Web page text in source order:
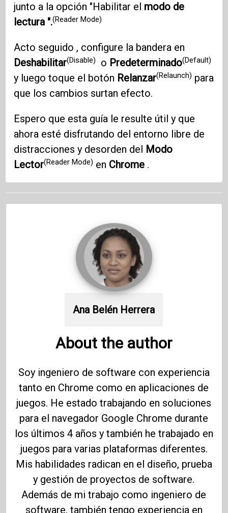
junto a la opción "Habilitar el modo de
lectura ".(Reader Mode)
Acto seguido , configure la bandera en
Deshabilitar(Disable) o Predeterminado(Default)
y luego toque el botón Relanzar(Relaunch) para
que los cambios surtan efecto.
Espero que esta guía le resulte útil y que
ahora esté disfrutando del entorno libre de
distracciones y desorden del Modo
Lector(Reader Mode) en Chrome .
Ana Belén Herrera
About the author
Soy ingeniero de software con experiencia
tanto en Chrome como en aplicaciones de
juegos. He estado trabajando en soluciones
para el navegador Google Chrome durante
los últimos 4 años y también he trabajado en
juegos para varias plataformas diferentes.
Mis habilidades radican en el diseño, prueba
y gestión de proyectos de software.
Además de mi trabajo como ingeniero de
software, también tengo experiencia en